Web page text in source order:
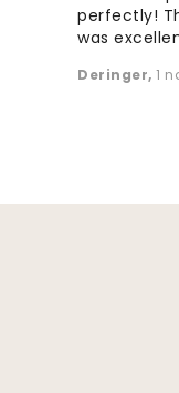
perfectly!
was
Deringer, 1